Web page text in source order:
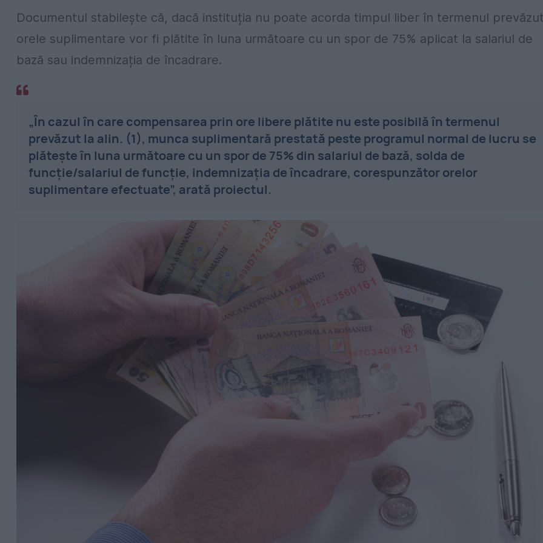
Documentul stabilește că, dacă instituția nu poate acorda timpul liber în termenul
orele suplimentare vor fi plătite în luna următoare cu un spor de 75% aplicat la salariul de
bază sau indemnizația de încadrare.
„În cazul în care compensarea prin ore libere plătite nu este posibilă în termenul
prevăzut la alin. (1), munca suplimentară prestată peste programul normal de lucru se
plăteşte în luna următoare cu un spor de 75% din salariul de bază, solda de
funcţie/salariul de funcţie, indemnizaţia de încadrare, corespunzător orelor
suplimentare efectuate”, arată proiectul.